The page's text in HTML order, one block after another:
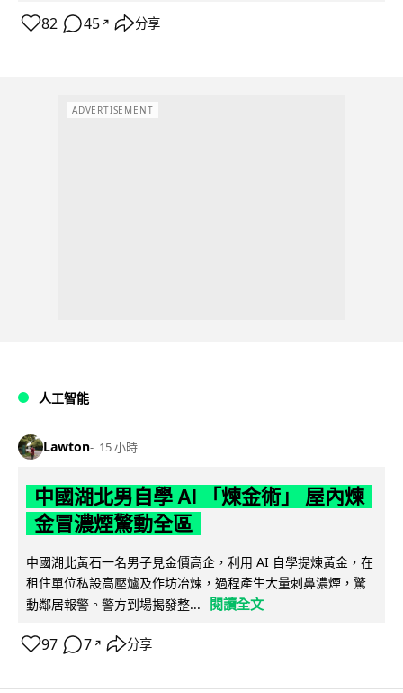
82 45 ↗ 分享
ADVERTISEMENT
人工智能
Lawton 15 小時
中國湖北男自學 AI 「煉金術」 屋內煉
金冒濃煙驚動全區
中國湖北黃石一名男子見金價高企，利用 AI 自學提煉黃金，在
租住單位私設高壓爐及作坊冶煉，過程產生大量刺鼻濃煙，驚
動鄰居報警。警方到場揭發整...
閱讀全文
97 7 ↗ 分享